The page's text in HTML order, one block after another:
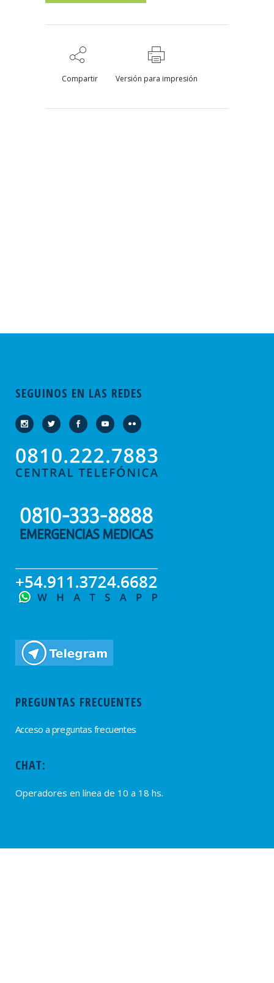
Compartir Versión para impresión
SEGUINOS EN LAS REDES
PREGUNTAS FRECUENTES
Acceso a preguntas frecuentes
CHAT:
Operadores en línea de 10 a 18 hs.
PROVEEDORES